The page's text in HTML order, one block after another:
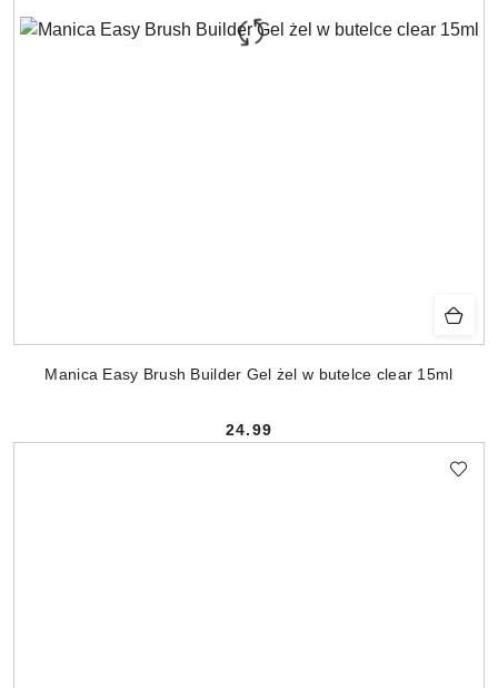
Manica Easy Brush Builder Gel żel w butelce clear 15ml
Cena:
24.99